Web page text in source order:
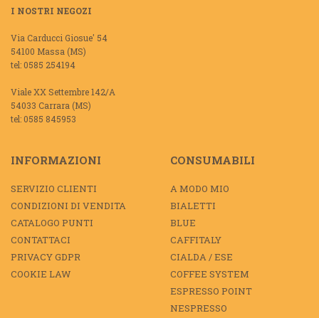
I NOSTRI NEGOZI
Via Carducci Giosue' 54
54100 Massa (MS)
tel: 0585 254194
Viale XX Settembre 142/A
54033 Carrara (MS)
tel: 0585 845953
INFORMAZIONI
SERVIZIO CLIENTI
CONDIZIONI DI VENDITA
CATALOGO PUNTI
CONTATTACI
PRIVACY GDPR
COOKIE LAW
CONSUMABILI
A MODO MIO
BIALETTI
BLUE
CAFFITALY
CIALDA / ESE
COFFEE SYSTEM
ESPRESSO POINT
NESPRESSO